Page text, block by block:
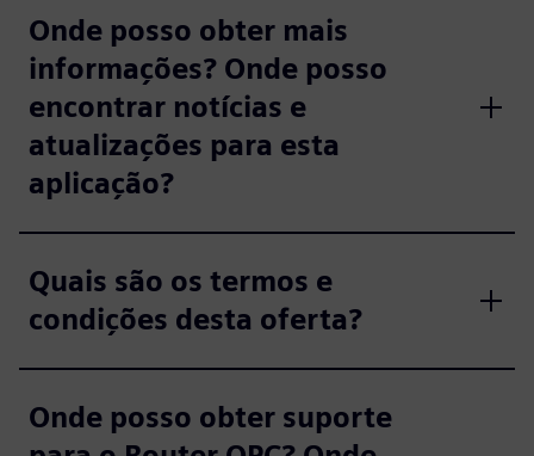
Onde posso obter mais
informações? Onde posso
encontrar notícias e
atualizações para esta
aplicação?
Quais são os termos e
condições desta oferta?
Onde posso obter suporte